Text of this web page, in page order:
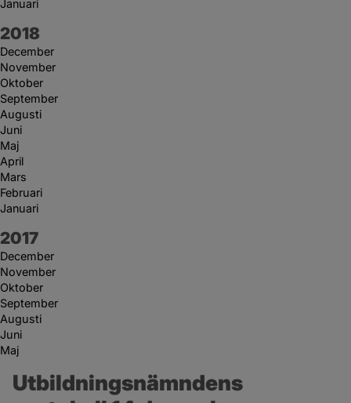
Januari
År:
2018
December
November
Oktober
September
Augusti
Juni
Maj
April
Mars
Februari
Januari
År:
2017
December
November
Oktober
September
Augusti
Juni
Maj
Utbildningsnämndens